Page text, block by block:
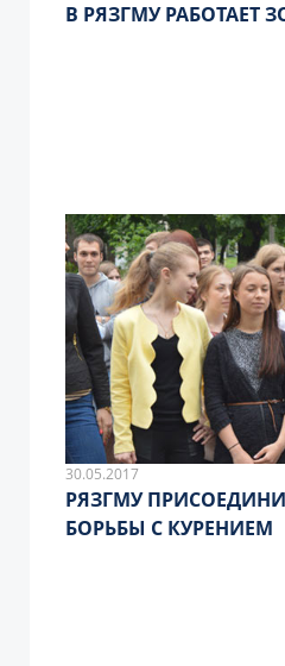
В РЯЗГМУ РАБОТАЕТ
30.05.2017
РЯЗГМУ
БОРЬБЫ С КУРЕНИЕМ